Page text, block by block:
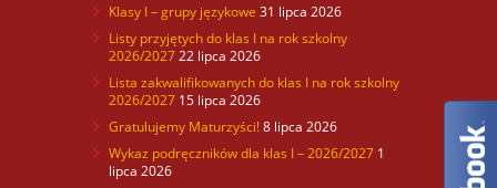
Klasy I – grupy językowe 31 lipca 2026
Listy przyjętych do klas I na rok szkolny
2026/202722 lipca 2026
Lista zakwalifikowanych do klas I na rok szkolny
2026/2027 15 lipca 2026
Gratulujemy Maturzyści!8 lipca 2026
Wykaz podręczników dla klas I – 2026/2027 1
lipca 2026